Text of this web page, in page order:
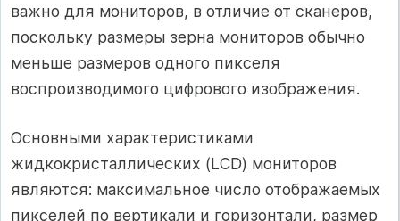
важно для мониторов, в отличие от сканеров,
поскольку размеры зерна мониторов обычно
меньше размеров одного пикселя
воспроизводимого цифрового изображения.
Основными характеристиками
жидкокристаллических (LCD) мониторов
являются: максимальное число отображаемых
пикселей по вертикали и горизонтали, размер